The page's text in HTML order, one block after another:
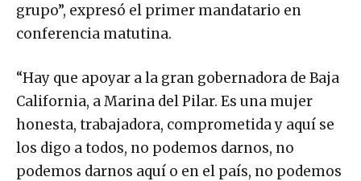
grupo”, expresó el primer mandatario en
conferencia matutina.
“Hay que apoyar a la gran gobernadora de Baja
California, a Marina del Pilar. Es una mujer
honesta, trabajadora, comprometida y aquí se
los digo a todos, no podemos darnos, no
podemos darnos aquí o en el país, no podemos